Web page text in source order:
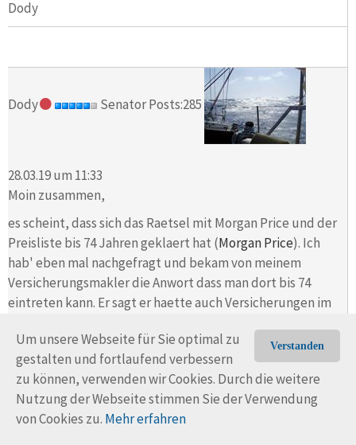
Verstanden
Um unsere Webseite für Sie optimal zu
gestalten und fortlaufend verbessern
zu können, verwenden wir Cookies. Durch die weitere
Nutzung der Webseite stimmen Sie der Verwendung
von Cookies zu. Mehr erfahren
Dody
Dody Senator Posts:285
28.03.19 um 11:33
Moin zusammen,
es scheint, dass sich das Raetsel mit Morgan Price und der
Preisliste bis 74 Jahren geklaert hat (Morgan Price). Ich
hab' eben mal nachgefragt und bekam von meinem
Versicherungsmakler die Anwort dass man dort bis 74
eintreten kann. Er sagt er haette auch Versicherungen im
eintreten kann.
Fuer den Fall dass das jemanden interessieren sollte, hier
das Email:
... vielen Dank für Ihre E-Mail.